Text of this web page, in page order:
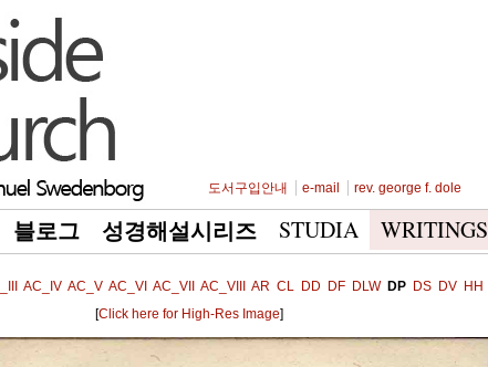
도서구입안내 e-mail rev. george f. dole
블로그 성경해설시리즈 STUDIA WRITINGS
AC_IV AC_V AC_VI AC_VII AC_VIII AR CL DD DF DLW DP DS DV HH
[Click here for High-Res Image]